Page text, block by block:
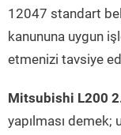
12047 standart
kanununa uygun
etmenizi tavsiye
Mitsubishi L200
yapılması demek;